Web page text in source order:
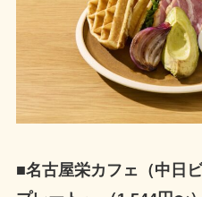
■名古屋栄カフェ（中日